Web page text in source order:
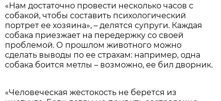
«Нам достаточно провести несколько часов с
собакой, чтобы составить психологический
портрет ее хозяина», – делятся супруги. Каждая
собака приезжает на передержку со своей
проблемой. О прошлом животного можно
сделать выводы по ее страхам: например, одна
собака боится метлы – возможно, ее бил дворник.
«Человеческая жестокость не берется из